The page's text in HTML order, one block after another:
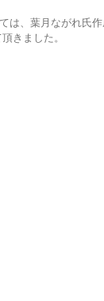
は、葉月ながれ氏
きました。